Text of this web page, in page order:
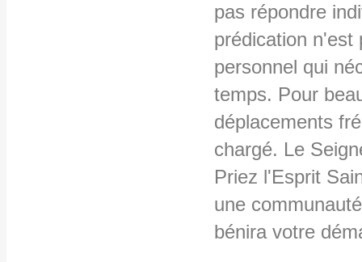
pas répondre
prédication n'est
personnel qui
temps. Pour
déplacements
chargé. Le
Priez l'Esprit
une
bénira votre